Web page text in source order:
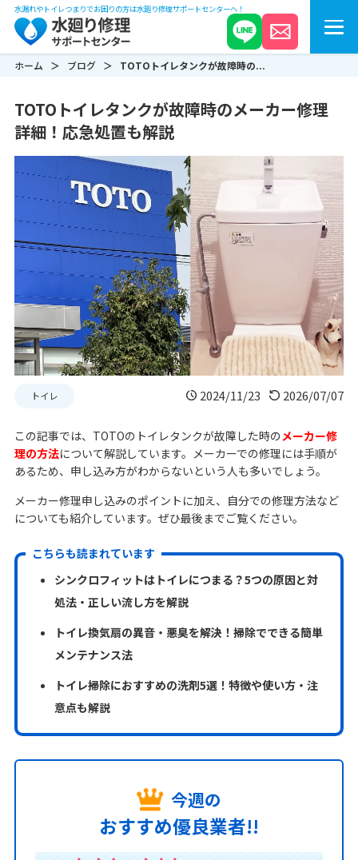
水漏れやトイレつまりでお困りの方は水廻り修理サポートセンターへ！
ホーム ブログ TOTOトイレタンクが故障時の...
TOTOトイレタンクが故障時のメーカー修理
詳細！応急処置も解説
トイレ 2024/11/23 2026/07/07
この記事では、TOTOのトイレタンクが故障した時の メーカー修
理の方法について解説しています。メーカーでの修理には手順が
あるため、申し込み方がわからないという人も多いでしょう。
メーカー修理申し込みのポイントに加え、自分での修理方法など
についても紹介しています。ぜひ最後までご覧ください。
こちらも読まれています
シンクロフィットはトイレにつまる？5つの原因と対
処法・正しい流し方を解説
トイレ換気扇の異音・悪臭を解決！掃除でできる簡単
メンテナンス法
トイレ掃除におすすめの洗剤5選！特徴や使い方・注
意点も解説
今週の
おすすめ優良業者!!